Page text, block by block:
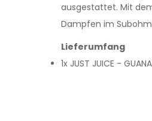
ausgestattet. Mit
Dampfen im
Lieferumfang
1x JUST JUICE -